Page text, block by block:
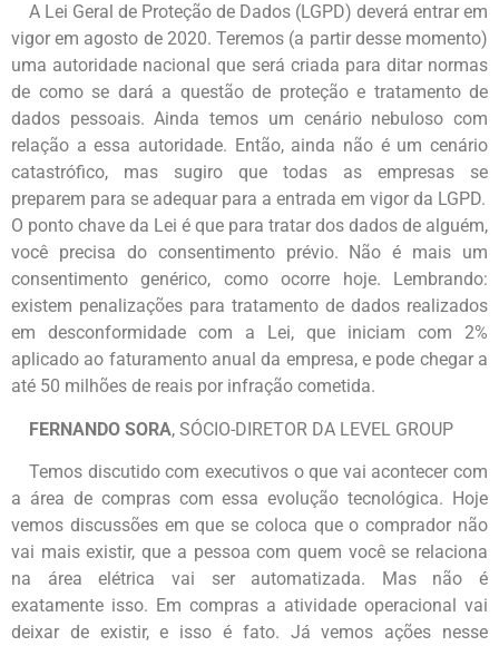
A Lei Geral de Proteção de Dados (LGPD) deverá entrar em
vigor em agosto de 2020. Teremos (a partir desse momento)
uma autoridade nacional que será criada para ditar normas
de como se dará a questão de proteção e tratamento de
dados pessoais. Ainda temos um cenário nebuloso com
relação a essa autoridade. Então, ainda não é um cenário
catastrófico, mas sugiro que todas as empresas se
preparem para se adequar para a entrada em vigor da LGPD.
O ponto chave da Lei é que para tratar dos dados de alguém,
você precisa do consentimento prévio. Não é mais um
consentimento genérico, como ocorre hoje. Lembrando:
existem penalizações para tratamento de dados realizados
em desconformidade com a Lei, que iniciam com 2%
aplicado ao faturamento anual da empresa, e pode chegar a
até 50 milhões de reais por infração cometida.
FERNANDO SORA, SÓCIO-DIRETOR DA LEVEL GROUP
Temos discutido com executivos o que vai acontecer com
a área de compras com essa evolução tecnológica. Hoje
vemos discussões em que se coloca que o comprador não
vai mais existir, que a pessoa com quem você se relaciona
na área elétrica vai ser automatizada. Mas não é
exatamente isso. Em compras a atividade operacional vai
deixar de existir, e isso é fato. Já vemos ações nesse